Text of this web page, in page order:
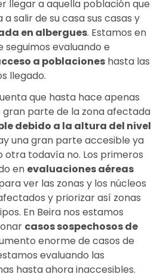
llegar a aquella población que
salir de su casa sus casas y
en albergues. Estamos en
evaluando e
a poblaciones hasta las
llegado.
que hasta hace apenas
parte de la zona afectada
debido a la altura del nivel
una gran parte accesible ya
todavía no. Los primeros
en evaluaciones aéreas
ver las zonas y los núcleos
y priorizar así zonas
En Beira nos estamos
casos sospechosos de
enorme de casos de
evaluando las
hasta ahora inaccesibles.